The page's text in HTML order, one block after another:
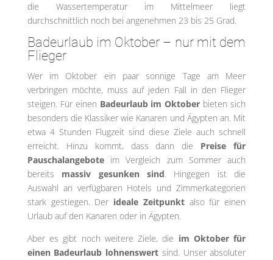
die Wassertemperatur im Mittelmeer liegt
durchschnittlich noch bei angenehmen 23 bis 25 Grad.
Badeurlaub im Oktober – nur mit dem
Flieger
Wer im Oktober ein paar sonnige Tage am Meer
verbringen möchte, muss auf jeden Fall in den Flieger
steigen. Für einen Badeurlaub im Oktober bieten sich
besonders die Klassiker wie Kanaren und Ägypten an. Mit
etwa 4 Stunden Flugzeit sind diese Ziele auch schnell
erreicht. Hinzu kommt, dass dann die Preise für
Pauschalangeboteim Vergleich zum Sommer auch
bereits massiv gesunken sind. Hingegen ist die
Auswahl an verfügbaren Hotels und Zimmerkategorien
stark gestiegen. Der ideale Zeitpunktalso für einen
Urlaub auf den Kanaren oder in Ägypten.
Aber es gibt noch weitere Ziele, die im Oktober für
einen Badeurlaub lohnenswert sind. Unser absoluter